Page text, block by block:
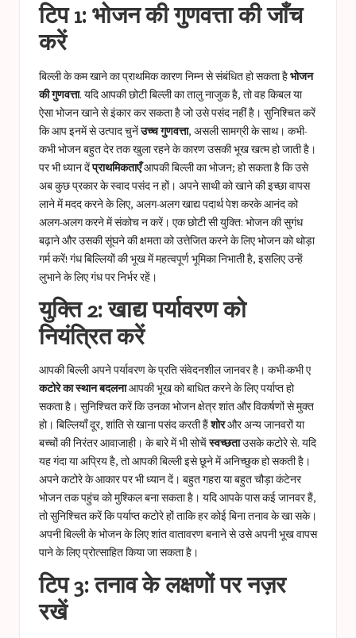
टिप 1: भोजन की गुणवत्ता की जाँच
करें
बिल्ली के कम खाने का प्राथमिक कारण निम्न से संबंधित हो सकता हैभोजन
की गुणवत्ता. यदि आपकी छोटी बिल्ली का तालु नाजुक है, तो वह किबल या
ऐसा भोजन खाने से इंकार कर सकता है जो उसे पसंद नहीं है। सुनिश्चित करें
कि आप इनमें से उत्पाद चुनेंउच्च गुणवत्ता, असली सामग्री के साथ। कभी-
कभी भोजन बहुत देर तक खुला रहने के कारण उसकी भूख खत्म हो जाती है।
पर भी ध्यान देंप्राथमिकताएँआपकी बिल्ली का भोजन; हो सकता है कि उसे
अब कुछ प्रकार के स्वाद पसंद न हों। अपने साथी को खाने की इच्छा वापस
लाने में मदद करने के लिए, अलग-अलग खाद्य पदार्थ पेश करके आनंद को
अलग-अलग करने में संकोच न करें। एक छोटी सी युक्ति: भोजन की सुगंध
बढ़ाने और उसकी सूंघने की क्षमता को उत्तेजित करने के लिए भोजन को थोड़ा
गर्म करें! गंध बिल्लियों की भूख में महत्वपूर्ण भूमिका निभाती है, इसलिए उन्हें
लुभाने के लिए गंध पर निर्भर रहें।
युक्ति 2: खाद्य पर्यावरण को
नियंत्रित करें
आपकी बिल्ली अपने पर्यावरण के प्रति संवेदनशील जानवर है। कभी-कभी ए
कटोरे का स्थान बदलनाआपकी भूख को बाधित करने के लिए पर्याप्त हो
सकता है। सुनिश्चित करें कि उनका भोजन क्षेत्र शांत और विकर्षणों से मुक्त
हो। बिल्लियाँ दूर, शांति से खाना पसंद करती हैंशोरऔर अन्य जानवरों या
बच्चों की निरंतर आवाजाही। के बारे में भी सोचेंस्वच्छताउसके कटोरे से. यदि
यह गंदा या अप्रिय है, तो आपकी बिल्ली इसे छूने में अनिच्छुक हो सकती है।
अपने कटोरे के आकार पर भी ध्यान दें। बहुत गहरा या बहुत चौड़ा कंटेनर
भोजन तक पहुंच को मुश्किल बना सकता है। यदि आपके पास कई जानवर हैं,
तो सुनिश्चित करें कि पर्याप्त कटोरे हों ताकि हर कोई बिना तनाव के खा सके।
अपनी बिल्ली के भोजन के लिए शांत वातावरण बनाने से उसे अपनी भूख वापस
पाने के लिए प्रोत्साहित किया जा सकता है।
टिप 3: तनाव के लक्षणों पर नज़र
रखें